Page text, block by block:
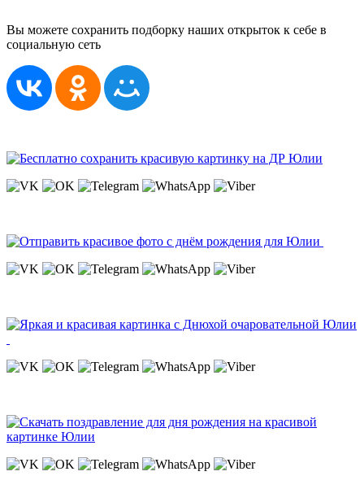
Вы можете сохранить подборку наших открыток к себе в
социальную сеть